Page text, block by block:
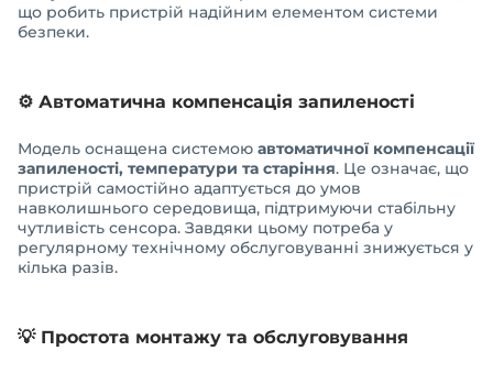
що робить пристрій надійним елементом системи
безпеки.
⚙️ Автоматична компенсація запиленості
Модель оснащена системою автоматичної компенсації
запиленості, температури та старіння. Це означає, що
пристрій самостійно адаптується до умов
навколишнього середовища, підтримуючи стабільну
чутливість сенсора. Завдяки цьому потреба у
регулярному технічному обслуговуванні знижується у
кілька разів.
💡 Простота монтажу та обслуговування